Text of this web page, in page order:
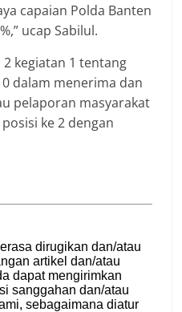
capaian Polda Banten
ucap Sabilul.
kegiatan 1 tentang
dalam menerima dan
pelaporan masyarakat
ke 2 dengan